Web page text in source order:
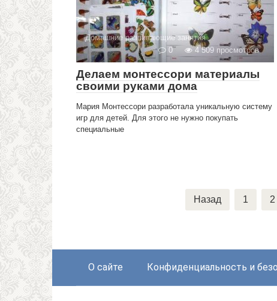
Домашние развивающие занятия
0
4 509 просмотров
Делаем монтессори материалы
своими руками дома
Мария Монтессори разработала уникальную систему
игр для детей. Для этого не нужно покупать
специальные
Назад 1 2
О сайте Конфиденциальность и